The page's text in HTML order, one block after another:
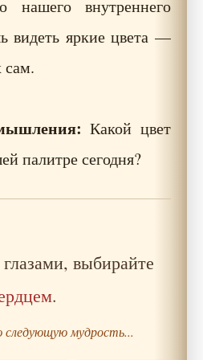
нашего внутреннего
видеть яркие цвета —
сам.
Какой цвет
палитре сегодня?
выбирайте
.
мудрость...